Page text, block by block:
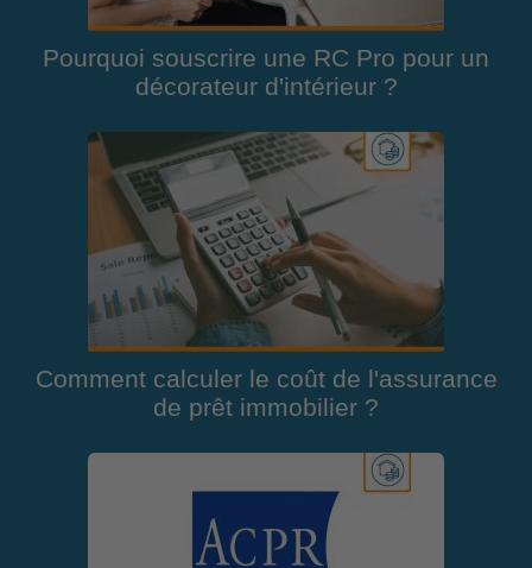
Pourquoi souscrire une RC Pro pour un
décorateur d'intérieur ?
Comment calculer le coût de l'assurance
de prêt immobilier ?